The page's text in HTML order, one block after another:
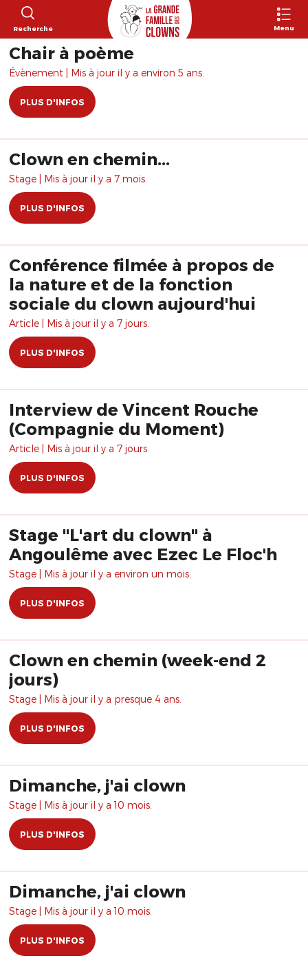
Recherche Menu
Chair à poème
Évènement | Mis à jour il y a environ 5 ans.
PLUS D'INFOS
Clown en chemin...
Stage | Mis à jour il y a 7 mois.
PLUS D'INFOS
Conférence filmée à propos de
la nature et de la fonction
sociale du clown aujourd'hui
Article | Mis à jour il y a 7 jours.
PLUS D'INFOS
Interview de Vincent Rouche
(Compagnie du Moment)
Article | Mis à jour il y a 7 jours.
PLUS D'INFOS
Stage "L'art du clown" à
Angoulême avec Ezec Le Floc'h
Stage | Mis à jour il y a environ un mois.
PLUS D'INFOS
Clown en chemin (week-end 2
jours)
Stage | Mis à jour il y a presque 4 ans.
PLUS D'INFOS
Dimanche, j'ai clown
Stage | Mis à jour il y a 10 mois.
PLUS D'INFOS
Dimanche, j'ai clown
Stage | Mis à jour il y a 10 mois.
PLUS D'INFOS